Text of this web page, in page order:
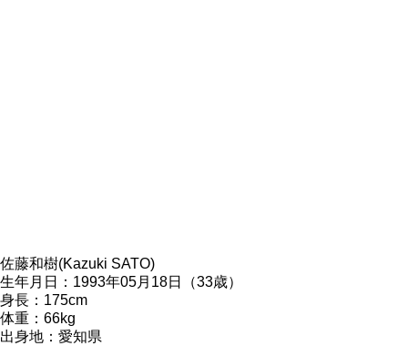
佐藤和樹(Kazuki SATO)
生年月日：1993年05月18日（33歳）
身長：175cm
体重：66kg
出身地：愛知県